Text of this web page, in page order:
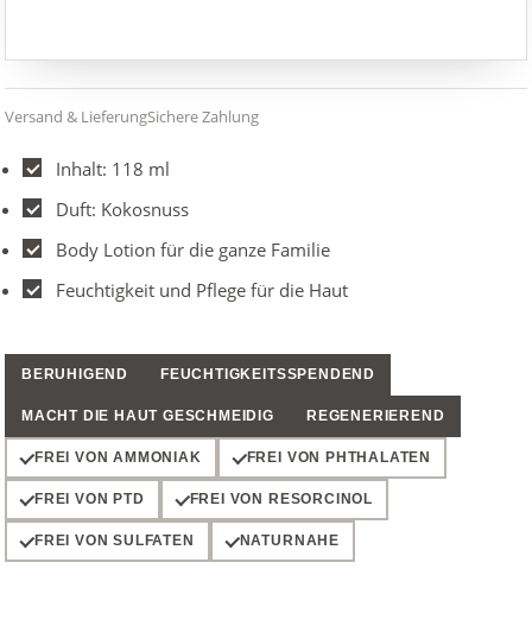
Versand & LieferungSichere Zahlung
Inhalt: 118 ml
Duft: Kokosnuss
Body Lotion für die ganze Familie
Feuchtigkeit und Pflege für die Haut
BERUHIGEND FEUCHTIGKEITSSPENDEND
MACHT DIE HAUT GESCHMEIDIG REGENERIEREND
FREI VON AMMONIAK FREI VON PHTHALATEN
FREI VON PTD FREI VON RESORCINOL
FREI VON SULFATEN NATURNAHE